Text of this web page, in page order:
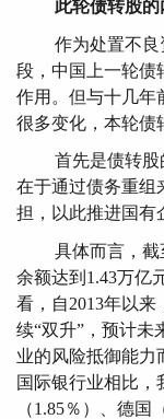
此轮债转股
作为处置不
段，中国上一轮债
作用。但与十几年
很多变化，本轮债
首先是债转
在于通过债务重组
担，以此推进国有
具体而言，截
余额达到1.43万亿
看，自2013年以
续“双升”，预计未
业的风险抵御能力
国际银行业相比，
（1.85％）、德